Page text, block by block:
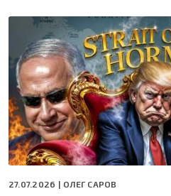
27.07.2026 | ОЛЕГ САРОВ